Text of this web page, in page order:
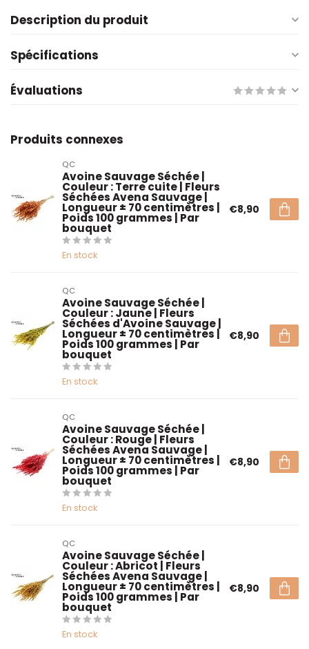
Description du produit
Spécifications
Évaluations
Produits connexes
QC
Avoine Sauvage Séchée |
Couleur : Terre cuite | Fleurs
Séchées Avena Sauvage |
Longueur ± 70 centimètres |
Poids 100 grammes | Par
bouquet
En stock
€8,90
QC
Avoine Sauvage Séchée |
Couleur : Jaune | Fleurs
Séchées d'Avoine Sauvage |
Longueur ± 70 centimètres |
Poids 100 grammes | Par
bouquet
En stock
€8,90
QC
Avoine Sauvage Séchée |
Couleur : Rouge | Fleurs
Séchées Avena Sauvage |
Longueur ± 70 centimètres |
Poids 100 grammes | Par
bouquet
En stock
€8,90
QC
Avoine Sauvage Séchée |
Couleur : Abricot | Fleurs
Séchées Avena Sauvage |
Longueur ± 70 centimètres |
Poids 100 grammes | Par
bouquet
En stock
€8,90